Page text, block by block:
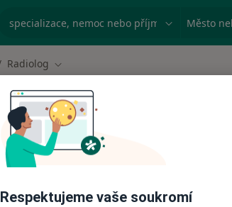
specializace, nemoc nebo příjmení Město
Radiolog Změna města
Respektujeme vaše soukromí